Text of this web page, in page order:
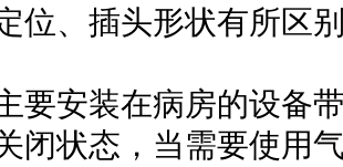
位、插头形状有所区
要安装在病房的设备
闭状态，当需要使用